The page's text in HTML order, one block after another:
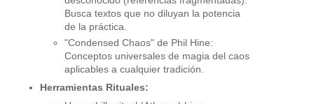
Busca textos que no diluyan la potencia
de la práctica.
"Condensed Chaos" de Phil Hine:
Conceptos universales de magia del caos
aplicables a cualquier tradición.
Herramientas Rituales: